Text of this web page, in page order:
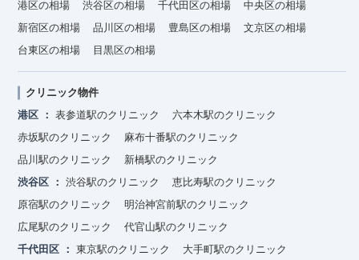
港区の相場
渋谷区の相場 千代田区の相場
中央区の相場
新宿区の相場
品川区の相場 豊島区の相場
文京区の相場
台東区の相場
目黒区の相場
クリニック物件
港区
表参道駅のクリニック
六本木駅のクリニック
赤坂駅のクリニック
麻布十番駅のクリニック
品川駅のクリニック
新橋駅のクリニック
渋谷区
渋谷駅のクリニック
恵比寿駅のクリニック
原宿駅のクリニック
明治神宮前駅のクリニック
広尾駅のクリニック
代官山駅のクリニック
千代田区
東京駅のクリニック
大手町駅のクリニック